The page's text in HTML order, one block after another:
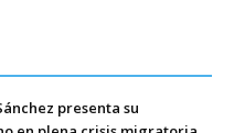
presenta su